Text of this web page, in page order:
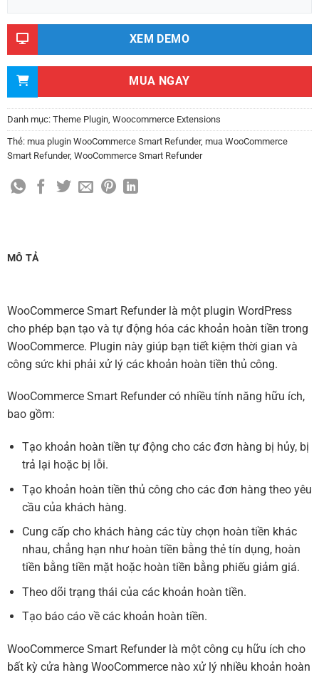
XEM DEMO
MUA NGAY
Danh mục: Theme Plugin Woocommerce Extensions
Thẻ: mua plugin WooCommerce Smart Refunder, mua WooCommerce
Smart Refunder, WooCommerce Smart Refunder
MÔ TẢ
WooCommerce Smart Refunder là một plugin WordPress
cho phép bạn tạo và tự động hóa các khoản hoàn tiền trong
WooCommerce. Plugin này giúp bạn tiết kiệm thời gian và
công sức khi phải xử lý các khoản hoàn tiền thủ công.
WooCommerce Smart Refunder có nhiều tính năng hữu ích,
bao gồm:
Tạo khoản hoàn tiền tự động cho các đơn hàng bị hủy, bị
trả lại hoặc bị lỗi.
Tạo khoản hoàn tiền thủ công cho các đơn hàng theo yêu
cầu của khách hàng.
Cung cấp cho khách hàng các tùy chọn hoàn tiền khác
nhau, chẳng hạn như hoàn tiền bằng thẻ tín dụng, hoàn
tiền bằng tiền mặt hoặc hoàn tiền bằng phiếu giảm giá.
Theo dõi trạng thái của các khoản hoàn tiền.
Tạo báo cáo về các khoản hoàn tiền.
WooCommerce Smart Refunder là một công cụ hữu ích cho
bất kỳ cửa hàng WooCommerce nào xử lý nhiều khoản hoàn